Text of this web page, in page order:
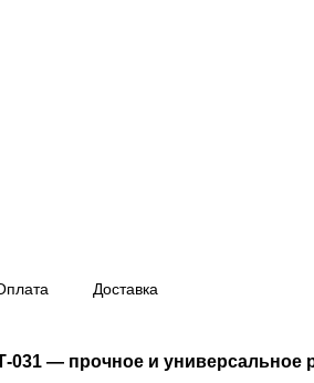
Доставка
031 — прочное и